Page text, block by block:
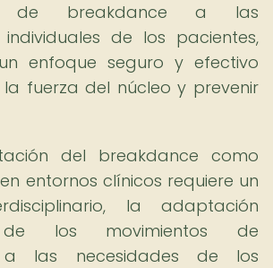
de breakdance a las
de los pacientes,
enfoque seguro y efectivo
fuerza del núcleo y prevenir
del breakdance como
entornos clínicos requiere un
la adaptación
de los movimientos de
a las necesidades de los